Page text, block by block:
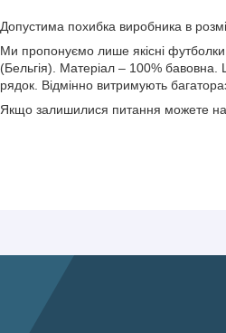
Допустима похибка виробника в
Ми пропонуємо лише якісні
(Бельгія). Матеріал – 100% бавовна.
рядок. Відмінно витримують
Якщо залишилися питання можете